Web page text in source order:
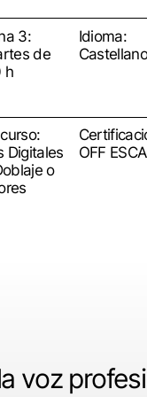
3:
de
h
Idioma:
Castellano
Digitales
o
OFF
voz